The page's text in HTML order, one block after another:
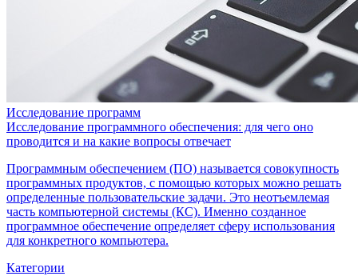
Исследование программ
Исследование программного обеспечения: для чего оно
проводится и на какие вопросы отвечает
Программным обеспечением (ПО) называется совокупность
программных продуктов, с помощью которых можно решать
определенные пользовательские задачи. Это неотъемлемая
часть компьютерной системы (КС). Именно созданное
программное обеспечение определяет сферу использования
для конкретного компьютера.
Категории